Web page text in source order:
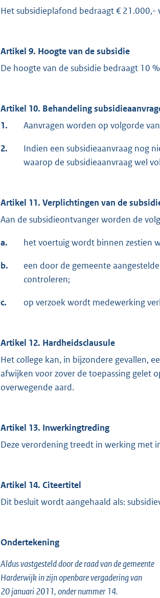
Het subsidieplafond bedraagt €
Artikel 9. Hoogte van de subsidie
De hoogte van de subsidie bedraagt 10
Artikel 10. Behandeling
1.
Aanvragen worden op volgorde
2.
Indien een subsidieaanvraag nog
waarop de subsidieaanvraag wel
Artikel 11. Verplichtingen van de
Aan de subsidieontvanger worden de
a. het voertuig wordt binnen zestien
b.
een door de gemeente
controleren;
c. op verzoek wordt medewerking
Artikel 12. Hardheidsclausule
Het college kan, in bijzondere gevallen,
afwijken voor zover de toepassing gelet
overwegende aard.
Artikel 13. Inwerkingtreding
Deze verordening treedt in werking met
Artikel 14. Citeertitel
Dit besluit wordt aangehaald als:
Ondertekening
Aldus vastgesteld door de raad van de gemeente
Harderwijk in zijn openbare vergadering van
20 januari 2011, onder nummer 14.